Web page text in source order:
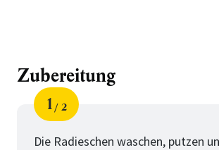
Zubereitung
Schritt
1
von
2
Die Radieschen waschen, putzen